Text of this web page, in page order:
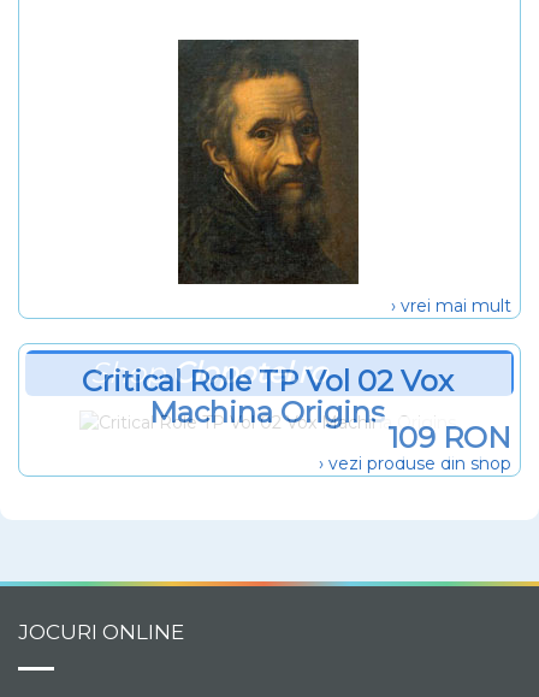
› vrei mai mult
ShopClopotel.ro
Critical Role TP Vol 02 Vox
Machina Origins
109 RON
› vezi produse din shop
JOCURI ONLINE